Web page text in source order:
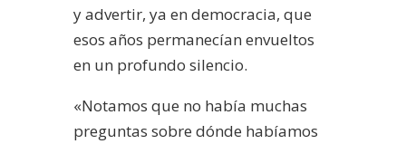
y advertir, ya en democracia, que
esos años permanecían envueltos
en un profundo silencio.
«Notamos que no había muchas
preguntas sobre dónde habíamos